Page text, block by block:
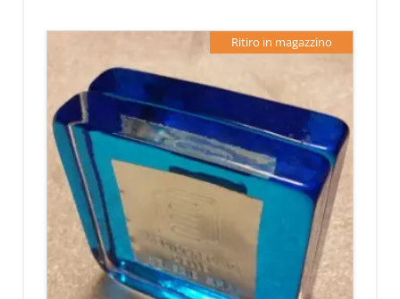
Ritiro in magazzino